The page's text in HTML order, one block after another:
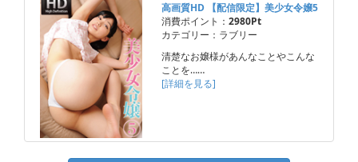
高画質HD 【配信限定】美少女令嬢5
消費ポイント： 2980Pt
カテゴリー：ラブリー
清楚なお嬢様があんなことやこんな
ことを……
[詳細を見る]